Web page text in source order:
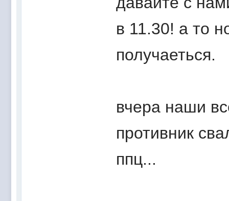
в 11.30! а то
получаеться.
вчера наши
противник
ппц...